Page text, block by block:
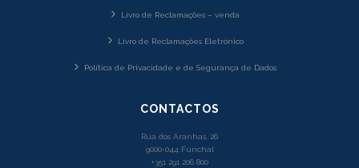
Livro de Reclamações – venda
Livro de Reclamações Eletrónico
Política de Privacidade e de Segurança de Dados
CONTACTOS
Rua dos Aranhas, 26
9000-044 Funchal
+351 291 206 800